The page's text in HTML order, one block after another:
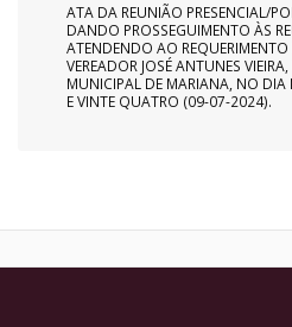
ATA DA REUNIÃO PRESENCIAL/
DANDO PROSSEGUIMENTO ÀS
ATENDENDO AO
VEREADOR JOSÉ ANTUNES
MUNICIPAL DE MARIANA, NO DIA
E VINTE QUATRO (09-07-2024).